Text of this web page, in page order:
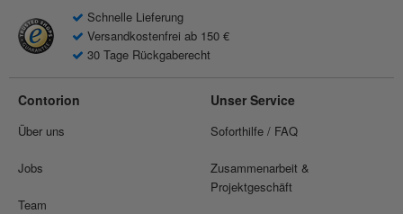
Schnelle Lieferung
Versandkostenfrei ab 150 €
30 Tage Rückgaberecht
Contorion
Über uns
Jobs
Team
Unser Service
Soforthilfe / FAQ
Zusammenarbeit &
Projektgeschäft